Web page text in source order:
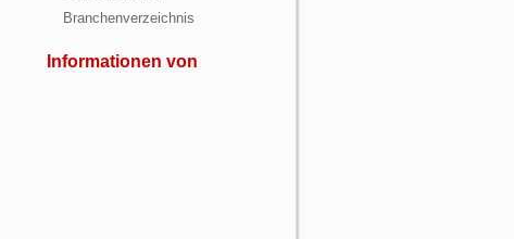
Branchenverzeichnis
Informationen von